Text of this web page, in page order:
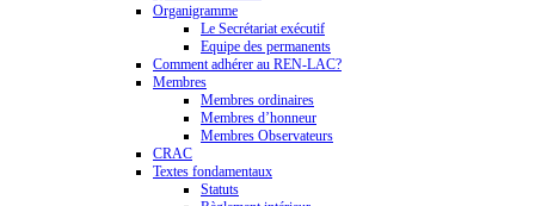
Organigramme
Le Secrétariat exécutif
Equipe des permanents
Comment adhérer au REN-LAC?
Membres
Membres ordinaires
Membres d’honneur
Membres Observateurs
CRAC
Textes fondamentaux
Statuts